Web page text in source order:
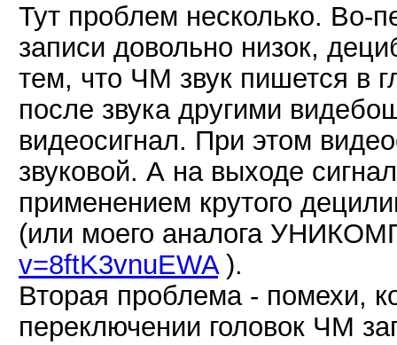
Тут проблем несколько.
записи довольно низок,
тем, что ЧМ звук пишется в
после звука другими
видеосигнал. При этом
звуковой. А на выходе
применением крутого
(или моего аналога
v=8ftK3vnuEWA).
Вторая проблема - помехи,
переключении головок ЧМ